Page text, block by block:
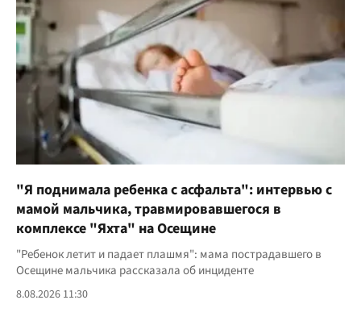
"Я поднимала ребенка с асфальта": интервью с
мамой мальчика, травмировавшегося в
комплексе "Яхта" на Осещине
"Ребенок летит и падает плашмя": мама пострадавшего в
Осещине мальчика рассказала об инциденте
8.08.2026 11:30